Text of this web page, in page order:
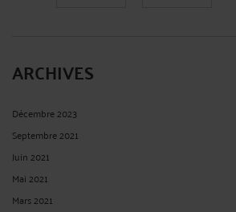
ARCHIVES
Décembre 2023
Septembre 2021
Juin 2021
Mai 2021
Mars 2021